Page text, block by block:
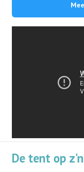
De tent op